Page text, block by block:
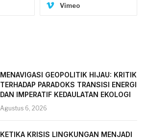
Vimeo
MENAVIGASI GEOPOLITIK HIJAU: KRITIK
TERHADAP PARADOKS TRANSISI ENERGI
DAN IMPERATIF KEDAULATAN EKOLOGI
Agustus 6, 2026
KETIKA KRISIS LINGKUNGAN MENJADI